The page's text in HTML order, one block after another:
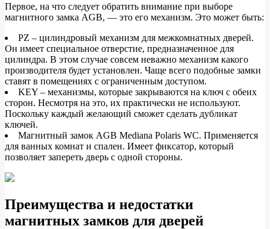
Первое, на что следует обратить внимание при выборе
магнитного замка AGB, — это его механизм. Это может быть:
PZ – цилиндровый механизм для межкомнатных дверей.
Он имеет специальное отверстие, предназначенное для
цилиндра. В этом случае совсем неважно механизм какого
производителя будет установлен. Чаще всего подобные замки
ставят в помещениях с ограниченным доступом.
KEY – механизмы, которые закрываются на ключ с обеих
сторон. Несмотря на это, их практически не используют.
Поскольку каждый желающий сможет сделать дубликат
ключей.
Магнитный замок AGB Mediana Polaris WC. Применяется
для ванных комнат и спален. Имеет фиксатор, который
позволяет запереть дверь с одной стороны.
Преимущества и недостатки
магнитных замков для дверей